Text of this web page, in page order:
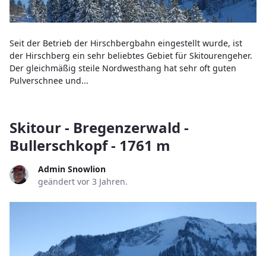
Seit der Betrieb der Hirschbergbahn eingestellt wurde, ist
der Hirschberg ein sehr beliebtes Gebiet für Skitourengeher.
Der gleichmäßig steile Nordwesthang hat sehr oft guten
Pulverschnee und...
Skitour - Bregenzerwald -
Bullerschkopf - 1761 m
Admin Snowlion
geändert vor 3 Jahren.